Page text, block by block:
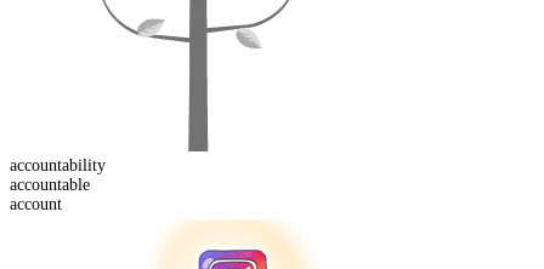
accountability
accountable
account